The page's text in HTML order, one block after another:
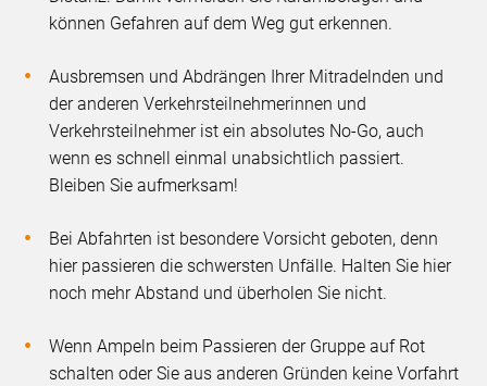
können Gefahren auf dem Weg gut erkennen.
Ausbremsen und Abdrängen Ihrer Mitradelnden und
der anderen Verkehrsteilnehmerinnen und
Verkehrsteilnehmer ist ein absolutes No-Go, auch
wenn es schnell einmal unabsichtlich passiert.
Bleiben Sie aufmerksam!
Bei Abfahrten ist besondere Vorsicht geboten, denn
hier passieren die schwersten Unfälle. Halten Sie hier
noch mehr Abstand und überholen Sie nicht.
Wenn Ampeln beim Passieren der Gruppe auf Rot
schalten oder Sie aus anderen Gründen keine Vorfahrt